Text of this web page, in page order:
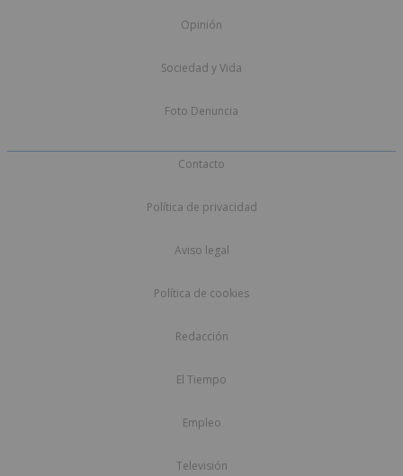
Opinión
Sociedad y Vida
Foto Denuncia
Contacto
Política de privacidad
Aviso legal
Política de cookies
Redacción
El Tiempo
Empleo
Televisión